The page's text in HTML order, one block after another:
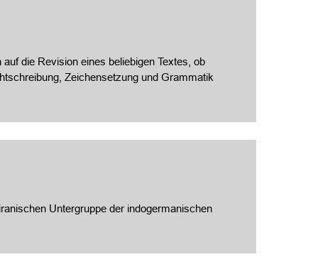
die Revision eines beliebigen Textes, ob
Zeichensetzung und Grammatik
Untergruppe der indogermanischen